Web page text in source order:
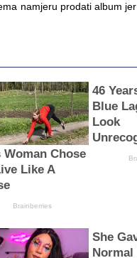
namjeru prodati album